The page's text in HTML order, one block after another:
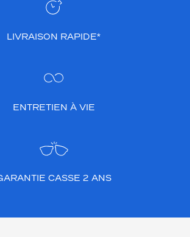
LIVRAISON RAPIDE*
ENTRETIEN À VIE
CASSE 2 ANS